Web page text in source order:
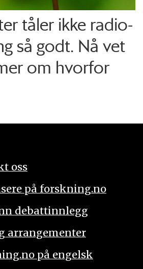
tåler ikke radio­
så godt. Nå vet
om hvorfor
oss
på forskning.no
debattinnlegg
arrangementer
på engelsk